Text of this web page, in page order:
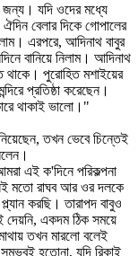
জন্য। যদি ওদের মধ্যে
বেলার দিকে গোপালের
এরপরে, আদিনাথ বাবুর
বানিয়ে নিলাম। আদিনাথ
থাকে। পুরোহিত মশাইয়ের
প্রতিষ্ঠা করেছেন।
থাকাই ভালো।"
তখন ভেবে চিন্তেই
এই ক'দিনে পরিকল্পনা
মতো রাঘব আর ওর দলকে
করছি। তারাপদ বাবুও
দেয়নি, একদম ঠিক সময়ে
তখন মারলো বলেই
হতোনা, যদি রিকাই